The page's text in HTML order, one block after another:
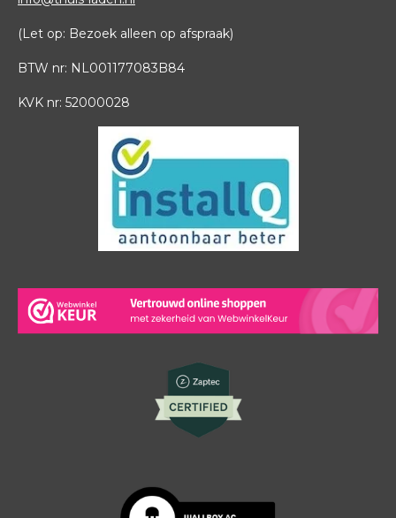
(Let op: Bezoek alleen op afspraak)
BTW nr: NL001177083B84
KVK nr: 52000028